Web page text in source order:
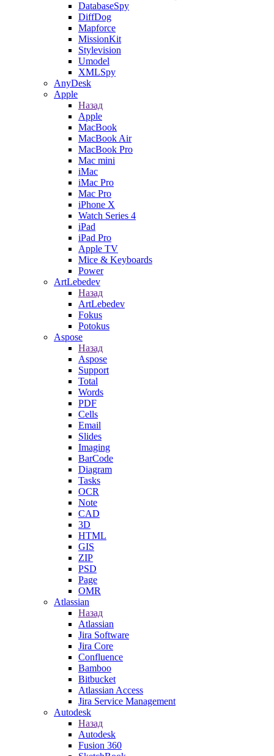
DatabaseSpy
DiffDog
Mapforce
MissionKit
Stylevision
Umodel
XMLSpy
AnyDesk
Apple
Назад
Apple
MacBook
MacBook Air
MacBook Pro
Mac mini
iMac
iMac Pro
Mac Pro
iPhone X
Watch Series 4
iPad
iPad Pro
Apple TV
Mice & Keyboards
Power
ArtLebedev
Назад
ArtLebedev
Fokus
Potokus
Aspose
Назад
Aspose
Support
Total
Words
PDF
Cells
Email
Slides
Imaging
BarCode
Diagram
Tasks
OCR
Note
CAD
3D
HTML
GIS
ZIP
PSD
Page
OMR
Atlassian
Назад
Atlassian
Jira Software
Jira Core
Confluence
Bamboo
Bitbucket
Atlassian Access
Jira Service Management
Autodesk
Назад
Autodesk
Fusion 360